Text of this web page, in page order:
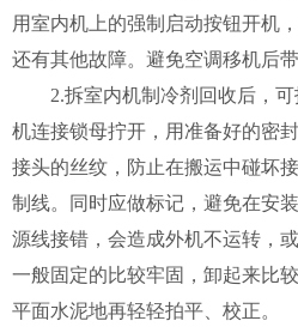
用室内机上的强制启动按钮开机
还有其他故障。避免空调移机后带
2.拆室内机制冷剂回收后，可
机连接锁母拧开，用准备好的密
接头的丝纹，防止在搬运中碰坏
制线。同时应做标记，避免在安
源线接错，会造成外机不运转，
一般固定的比较牢固，卸起来比
平面水泥地再轻轻拍平、校正。